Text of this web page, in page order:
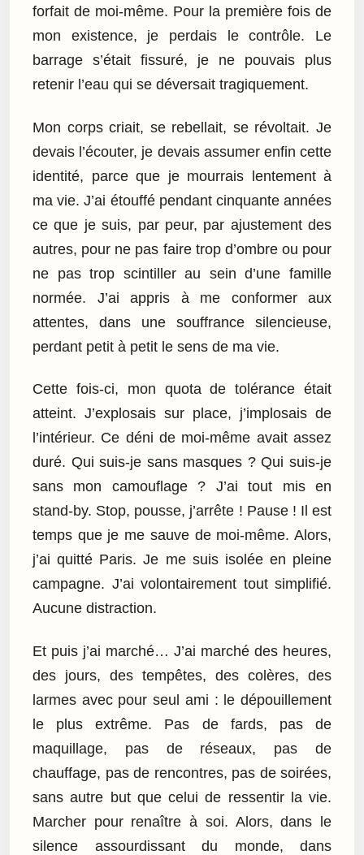
forfait de moi-même. Pour la première fois de
mon existence, je perdais le contrôle. Le
barrage s’était fissuré, je ne pouvais plus
retenir l’eau qui se déversait tragiquement.
Mon corps criait, se rebellait, se révoltait. Je
devais l’écouter, je devais assumer enfin cette
identité, parce que je mourrais lentement à
ma vie. J’ai étouffé pendant cinquante années
ce que je suis, par peur, par ajustement des
autres, pour ne pas faire trop d’ombre ou pour
ne pas trop scintiller au sein d’une famille
normée. J’ai appris à me conformer aux
attentes, dans une souffrance silencieuse,
perdant petit à petit le sens de ma vie.
Cette fois-ci, mon quota de tolérance était
atteint. J’explosais sur place, j’implosais de
l’intérieur. Ce déni de moi-même avait assez
duré. Qui suis-je sans masques ? Qui suis-je
sans mon camouflage ? J’ai tout mis en
stand-by. Stop, pousse, j’arrête ! Pause ! Il est
temps que je me sauve de moi-même. Alors,
j’ai quitté Paris. Je me suis isolée en pleine
campagne. J’ai volontairement tout simplifié.
Aucune distraction.
Et puis j’ai marché… J’ai marché des heures,
des jours, des tempêtes, des colères, des
larmes avec pour seul ami : le dépouillement
le plus extrême. Pas de fards, pas de
maquillage, pas de réseaux, pas de
chauffage, pas de rencontres, pas de soirées,
sans autre but que celui de ressentir la vie.
Marcher pour renaître à soi. Alors, dans le
silence assourdissant du monde, dans